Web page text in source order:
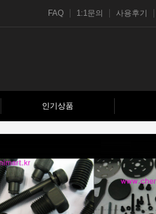
FAQ 1:1문의 사용후기
인기상품